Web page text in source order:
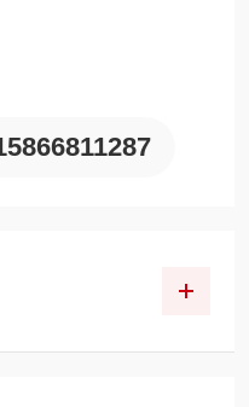
帮助及时掌握设备运行状